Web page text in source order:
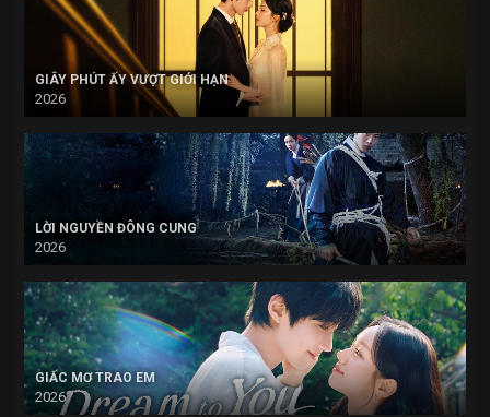
GIÂY PHÚT ẤY VƯỢT GIỚI HẠN
2026
LỜI NGUYỀN ĐÔNG CUNG
2026
GIẤC MƠ TRAO EM
2026